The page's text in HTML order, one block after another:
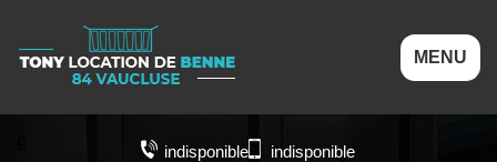
MENU
indisponible indisponible